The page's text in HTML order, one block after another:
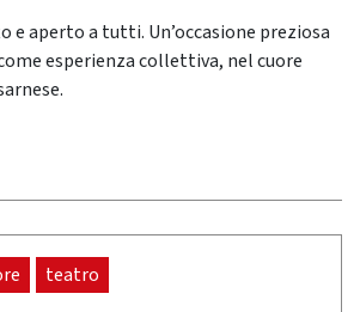
e aperto a tutti. Un’occasione preziosa
esperienza collettiva, nel cuore
teatro